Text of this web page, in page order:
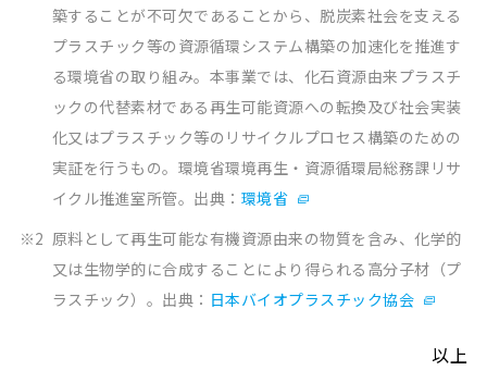
築することが不可欠であることから、脱炭素社会を支える
プラスチック等の資源循環システム構築の加速化を推進す
る環境省の取り組み。本事業では、化石資源由来プラスチ
ックの代替素材である再生可能資源への転換及び社会実装
化又はプラスチック等のリサイクルプロセス構築のための
実証を行うもの。環境省環境再生・資源循環局総務課リサ
イクル推進室所管。出典： 環境省
※2 原料として再生可能な有機資源由来の物質を含み、化学的
又は生物学的に合成することにより得られる高分子材（プ
ラスチック）。出典： 日本バイオプラスチック協会
以上